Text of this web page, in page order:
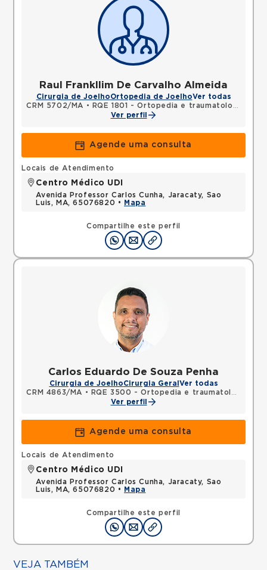
Raul Frankllim De Carvalho Almeida
Cirurgia de JoelhoOrtopedia de JoelhoVer todas
CRM 5702/MA •
RQE 1801 - Ortopedia e traumatologia
Ver perfil
Agende uma consulta
Compartilhe este perfil
Locais de Atendimento
Centro Médico UDI
Avenida Professor Carlos Cunha, Jaracaty, Sao
Luis, MA, 65076820 •
Mapa
Carlos Eduardo De Souza Penha
Cirurgia de JoelhoCirurgia Geral Ver todas
CRM 4863/MA •
RQE 3500 - Ortopedia e traumatologia
Ver perfil
Agende uma consulta
Compartilhe este perfil
Locais de Atendimento
Centro Médico UDI
Avenida Professor Carlos Cunha, Jaracaty, Sao
Luis, MA, 65076820 •
Mapa
VEJA TAMBÉM